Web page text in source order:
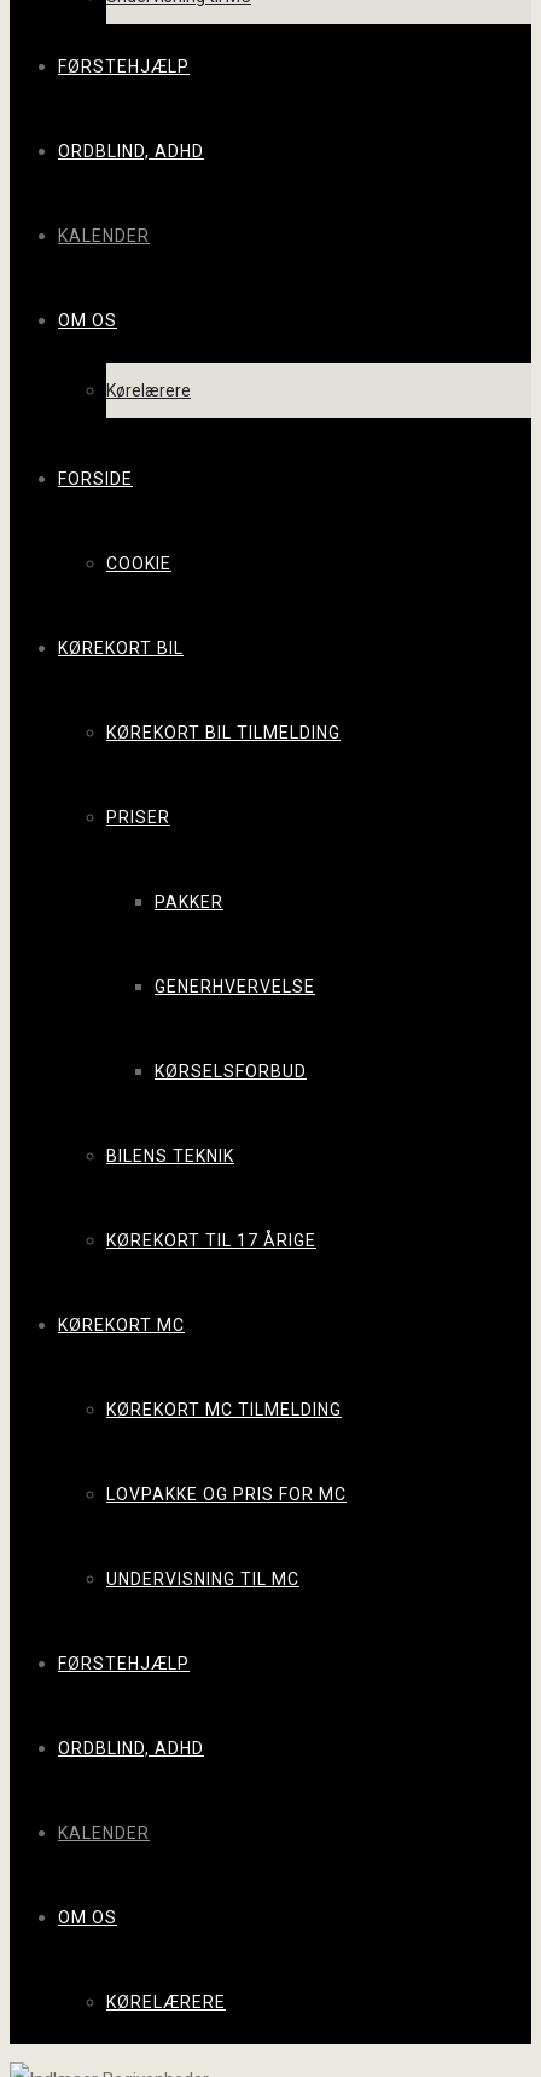
FØRSTEHJÆLP
ORDBLIND, ADHD
KALENDER
OM OS
Kørelærere
FORSIDE
COOKIE
KØREKORT BIL
KØREKORT BIL TILMELDING
PRISER
PAKKER
GENERHVERVELSE
KØRSELSFORBUD
BILENS TEKNIK
KØREKORT TIL 17 ÅRIGE
KØREKORT MC
KØREKORT MC TILMELDING
LOVPAKKE OG PRIS FOR MC
UNDERVISNING TIL MC
FØRSTEHJÆLP
ORDBLIND, ADHD
KALENDER
OM OS
KØRELÆRERE